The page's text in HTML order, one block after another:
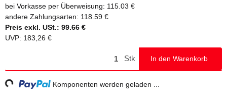
bei Vorkasse per Überweisung: 115.03 €
andere Zahlungsarten: 118.59 €
Preis exkl. USt.: 99.66 €
UVP: 183,26 €
Stk In den Warenkorb
Komponenten werden geladen ...